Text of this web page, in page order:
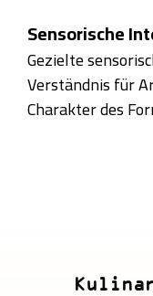
Sensorische
Gezielte
Verständnis für
Charakter des